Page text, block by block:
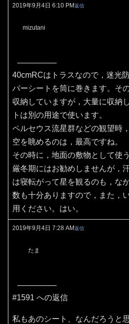
2019年9月4日 6:10 PM返信
mizutani
40cmRCはトラスなので，迷光
バーシートを筒に巻きます。そ
収納していますが，大量に収納
トは別の用途で使います。
ペルセウス流星群などの観望時
空を眺めるのは，最高ですね。
その時に，地面の敷物として使
厳冬期にはお勧めしませんが，
は寝転がって星を観るのも，な
数も十分ありますので，また，
用ください。はい。
2019年9月4日 7:28 AM返信
たま
#1591 への返信
私もあのシート、なんだろうと